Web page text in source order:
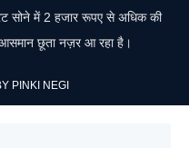
सोने में 2 हजार रूपए से अधिक की
आसमान छूता नज़र आ रहा है।
PINKI NEGI